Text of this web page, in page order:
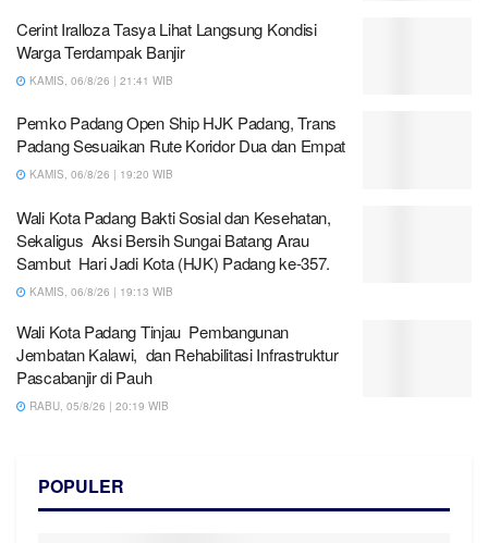
Cerint Iralloza Tasya Lihat Langsung Kondisi
Warga Terdampak Banjir
KAMIS, 06/8/26 | 21:41 WIB
Pemko Padang Open Ship HJK Padang, Trans
Padang Sesuaikan Rute Koridor Dua dan Empat
KAMIS, 06/8/26 | 19:20 WIB
Wali Kota Padang Bakti Sosial dan Kesehatan,
Sekaligus Aksi Bersih Sungai Batang Arau
Sambut Hari Jadi Kota (HJK) Padang ke-357.
KAMIS, 06/8/26 | 19:13 WIB
Wali Kota Padang Tinjau Pembangunan
Jembatan Kalawi, dan Rehabilitasi Infrastruktur
Pascabanjir di Pauh
RABU, 05/8/26 | 20:19 WIB
POPULER